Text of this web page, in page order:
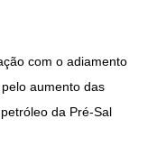
com o adiamento
aumento das
da Pré-Sal